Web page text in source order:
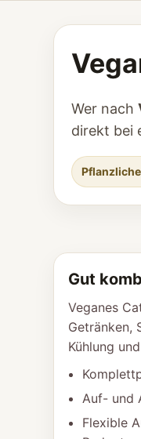
Wer nach
direkt bei
Gut
Veganes
Getränken,
Kühlung
Auf- und
Flexible